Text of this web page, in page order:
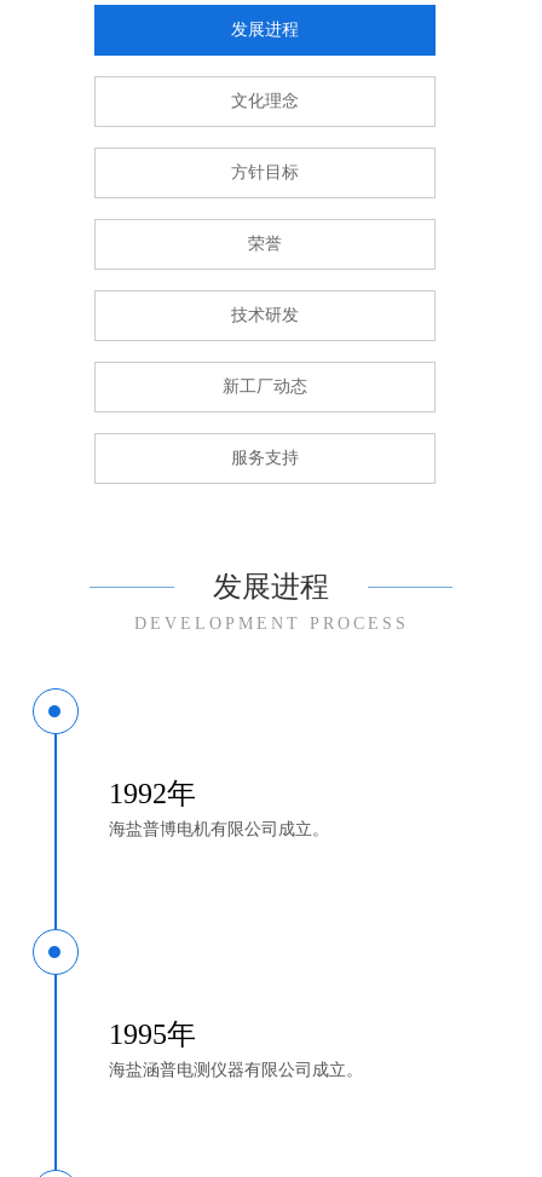
发展进程
文化理念
方针目标
荣誉
技术研发
新工厂动态
服务支持
发展进程
DEVELOPMENT PROCESS
1992年
海盐普博电机有限公司成立。
1995年
海盐涵普电测仪器有限公司成立。